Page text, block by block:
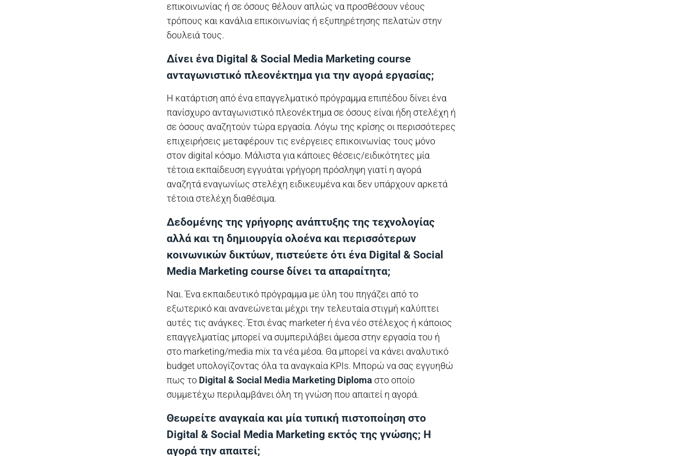
επικοινωνίας ή σε όσους θέλουν απλώς να προσθέσουν νέους
τρόπους και κανάλια επικοινωνίας ή εξυπηρέτησης πελατών στην
δουλειά τους.
Δίνει ένα Digital & Social Media Marketing course
ανταγωνιστικό πλεονέκτημα για την αγορά εργασίας;
Η κατάρτιση από ένα επαγγελματικό πρόγραμμα επιπέδου δίνει ένα
πανίσχυρο ανταγωνιστικό πλεονέκτημα σε όσους είναι ήδη στελέχη ή
σε όσους αναζητούν τώρα εργασία. Λόγω της κρίσης οι περισσότερες
επιχειρήσεις μεταφέρουν τις ενέργειες επικοινωνίας τους μόνο
στον digital κόσμο. Μάλιστα για κάποιες θέσεις/ειδικότητες μία
τέτοια εκπαίδευση εγγυάται γρήγορη πρόσληψη γιατί η αγορά
αναζητά εναγωνίως στελέχη ειδικευμένα και δεν υπάρχουν αρκετά
τέτοια στελέχη διαθέσιμα.
Δεδομένης της γρήγορης ανάπτυξης της τεχνολογίας
αλλά και τη δημιουργία ολοένα και περισσότερων
κοινωνικών δικτύων, πιστεύετε ότι ένα Digital & Social
Media Marketing course δίνει τα απαραίτητα;
Ναι. Ένα εκπαιδευτικό πρόγραμμα με ύλη του πηγάζει από το
εξωτερικό και ανανεώνεται μέχρι την τελευταία στιγμή καλύπτει
αυτές τις ανάγκες. Έτσι ένας marketer ή ένα νέο στέλεχος ή κάποιος
επαγγελματίας μπορεί να συμπεριλάβει άμεσα στην εργασία του ή
στο marketing/media mix τα νέα μέσα. Θα μπορεί να κάνει αναλυτικό
budget υπολογίζοντας όλα τα αναγκαία KPIs. Μπορώ να σας εγγυηθώ
πως το Digital & Social Media Marketing Diploma στο οποίο
συμμετέχω περιλαμβάνει όλη τη γνώση που απαιτεί η αγορά.
Θεωρείτε αναγκαία και μία τυπική πιστοποίηση στο
Digital & Social Media Marketing εκτός της γνώσης; Η
αγορά την απαιτεί;